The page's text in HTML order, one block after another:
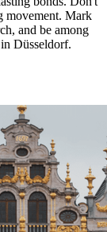
movement. Mark
and be among
Düsseldorf.